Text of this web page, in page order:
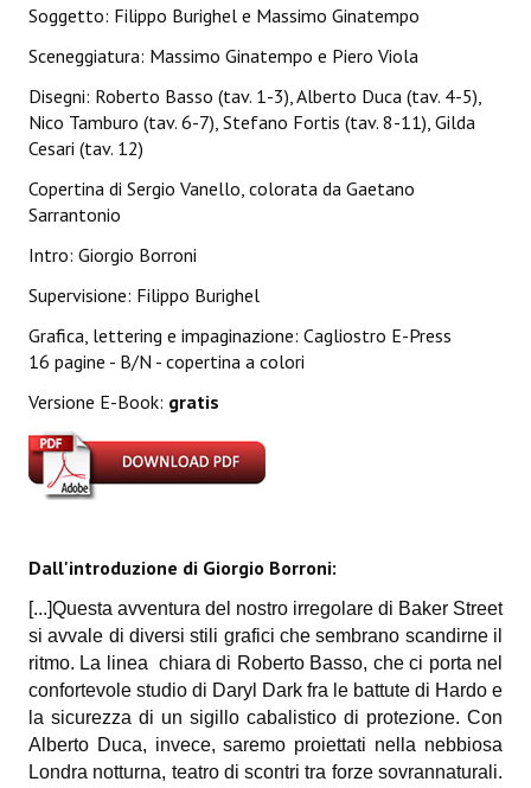
Lettera 33
mYthoS
Prisma
yKronos
American Milestone
Fuori Collana
Riviste e Speciali
Be Side
Necro
Solaris*
Saggistica
Edikolè
MetroCult
Soggetto: Filippo Burighel e Massimo Ginatempo
Sceneggiatura: Massimo Ginatempo e Piero Viola
Disegni: Roberto Basso (tav. 1-3), Alberto Duca (tav. 4-5),
Nico Tamburo (tav. 6-7), Stefano Fortis (tav. 8-11), Gilda
Cesari (tav. 12)
Copertina di Sergio Vanello, colorata da Gaetano
Sarrantonio
Intro: Giorgio Borroni
Supervisione: Filippo Burighel
Grafica, lettering e impaginazione: Cagliostro E-Press
16 pagine - B/N - copertina a colori
Versione E-Book: gratis
Dall'introduzione di Giorgio Borroni:
[...]Questa avventura del nostro irregolare di Baker Street
si avvale di diversi stili grafici che sembrano scandirne il
ritmo. La linea chiara di Roberto Basso, che ci porta nel
confortevole studio di Daryl Dark fra le battute di Hardo e
la sicurezza di un sigillo cabalistico di protezione. Con
Alberto Duca, invece, saremo proiettati nella nebbiosa
Londra notturna, teatro di scontri tra forze sovrannaturali.